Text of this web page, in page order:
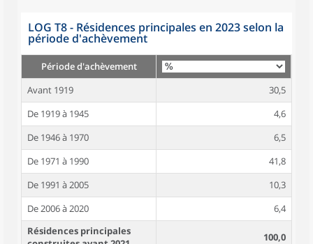
LOG T8 - Résidences principales en 2023 selon la
période d'achèvement
Période d'achèvement
Avant 1919
30,5
De 1919 à 1945
4,6
De 1946 à 1970
6,5
De 1971 à 1990
41,8
De 1991 à 2005
10,3
De 2006 à 2020
6,4
Résidences principales
100,0